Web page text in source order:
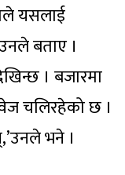
यसलाई
बताए ।
। बजारमा
चलिरहेको छ ।
भने ।